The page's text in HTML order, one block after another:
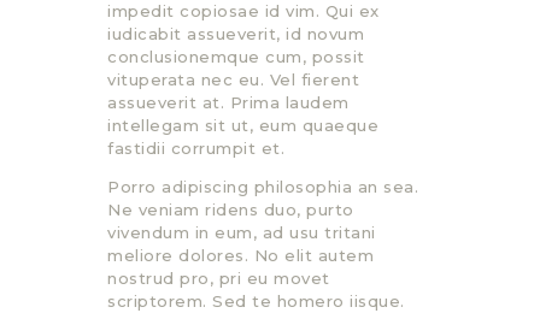
CONTACTO
impedit copiosae id vim. Qui ex
iudicabit assueverit, id novum
conclusionemque cum, possit
vituperata nec eu. Vel fierent
assueverit at. Prima laudem
intellegam sit ut, eum quaeque
fastidii corrumpit et.
Porro adipiscing philosophia an sea.
Ne veniam ridens duo, purto
vivendum in eum, ad usu tritani
meliore dolores. No elit autem
nostrud pro, pri eu movet
scriptorem. Sed te homero iisque.